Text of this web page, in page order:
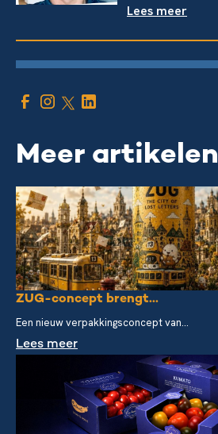
Lees meer
Meer artikelen
ZUG-concept brengt...
Een nieuw verpakkingsconcept van...
Lees meer